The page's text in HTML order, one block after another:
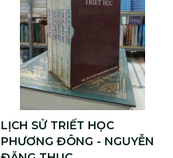
LỊCH SỬ TRIẾT HỌC
PHƯƠNG ĐÔNG - NGUYỄN